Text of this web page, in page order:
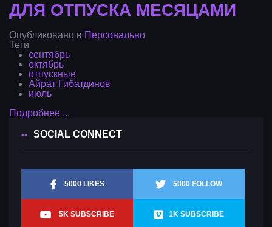
ДЛЯ ОТПУСКА МЕСЯЦАМИ
Опубликовано в Персонально
Теги
сентябрь
октябрь
отпускные
Айрат Гибатдинов
июль
Подробнее ...
SOCIAL CONNECT
5000 LIKES 5000 FOLLOW
5K SUBSCRIBE 1K SUBSCRIBE